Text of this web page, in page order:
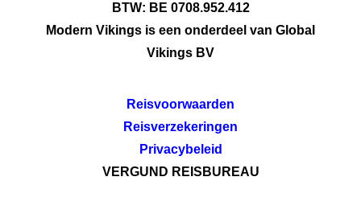
BTW: BE 0708.952.412
Modern Vikings is een onderdeel van Global
Vikings BV
Reisvoorwaarden
Reisverzekeringen
Privacybeleid
VERGUND REISBUREAU